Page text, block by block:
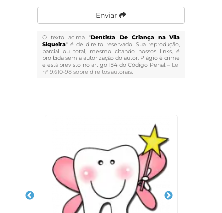
Enviar
O texto acima "Dentista De Criança na Vila
Siqueira" é de direito reservado. Sua reprodução,
parcial ou total, mesmo citando nossos links, é
proibida sem a autorização do autor. Plágio é crime
e está previsto no artigo 184 do Código Penal. – Lei
n° 9.610-98 sobre direitos autorais.